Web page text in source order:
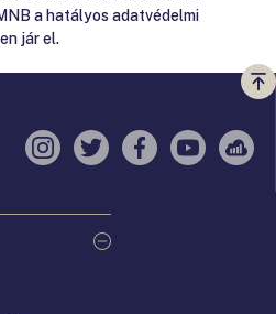
a hatályos adatvédelmi
jár el.
a
Instagram
TwitterFacebook
YouTube